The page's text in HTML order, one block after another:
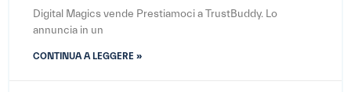
Digital Magics vende Prestiamoci a TrustBuddy. Lo
annuncia in un
CONTINUA A LEGGERE »